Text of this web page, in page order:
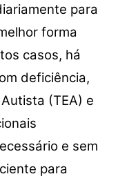
para
forma
casos, há
deficiência,
(TEA) e
e sem
para